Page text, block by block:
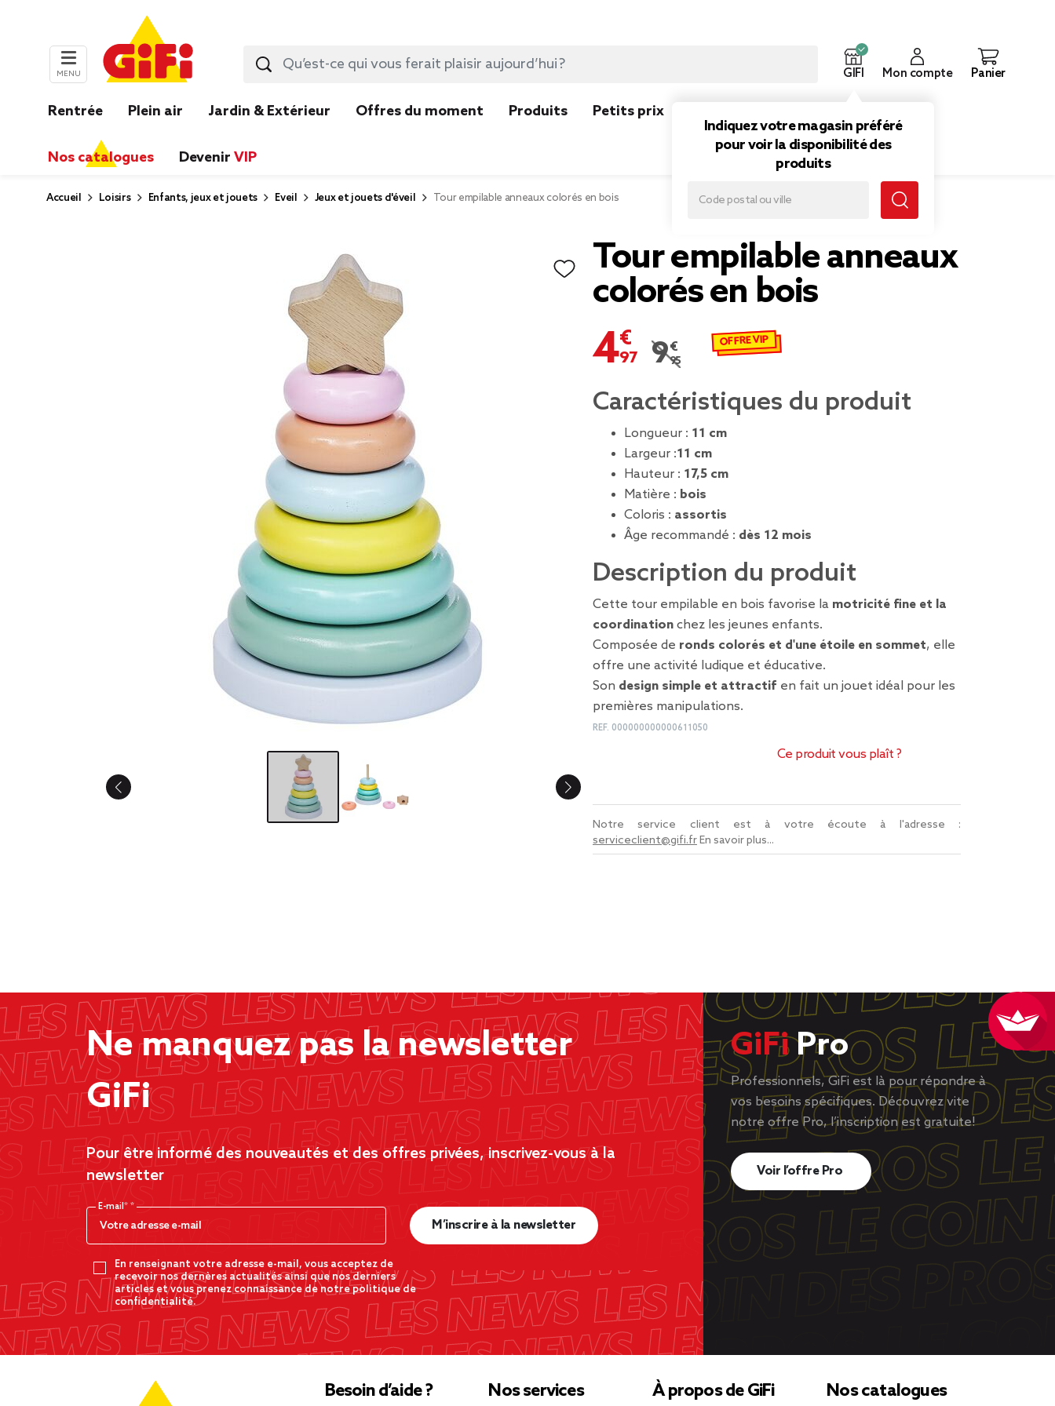
MENU GIFI
Indiquez votre magasin préféré
pour voir la disponibilité des
produits
Mon compte Panier
Rentrée Plein air Jardin & Extérieur Offres du moment Produits Petits prix
Nos catalogues Devenir VIP
Accueil Loisirs Enfants, jeux et jouets Eveil Jeux et jouets d'éveil Tour empilable anneaux colorés en bois
Tour empilable anneaux
colorés en bois
4,97 €
Prix remisé de 9,95 € à 4,97 €
9,95 €
OFFRE VIP
Caractéristiques du produit
Longueur : 11 cm
Largeur :11 cm
Hauteur : 17,5 cm
Matière : bois
Coloris : assortis
Âge recommandé : dès 12 mois
Description du produit
Cette tour empilable en bois favorise la motricité fine et la
coordination chez les jeunes enfants.
Composée de ronds colorés et d'une étoile en sommet, elle
offre une activité ludique et éducative.
Son design simple et attractif en fait un jouet idéal pour les
premières manipulations.
REF. 000000000000611050
Ce produit vous plaît ?
Notre service client est à votre écoute à l'adresse :
serviceclient@gifi.frEn savoir plus...
Ne manquez pas la newsletter
GiFi
Pour être informé des nouveautés et des offres privées, inscrivez-vous à la
newsletter
E-mail*
En renseignant votre adresse e-mail, vous acceptez de
recevoir nos dernères actualités ainsi que nos derniers
articles et vous prenez connaissance de notre politique de
confidentialité.
M’inscrire à la newsletter
GiFiPro
Professionnels, GiFi est là pour répondre à
vos besoins spécifiques. Découvrez vite
notre offre Pro, l’inscription est gratuite!
Voir l’offre Pro
Besoin d’aide ? Nos services À propos de GiFi Nos catalogues